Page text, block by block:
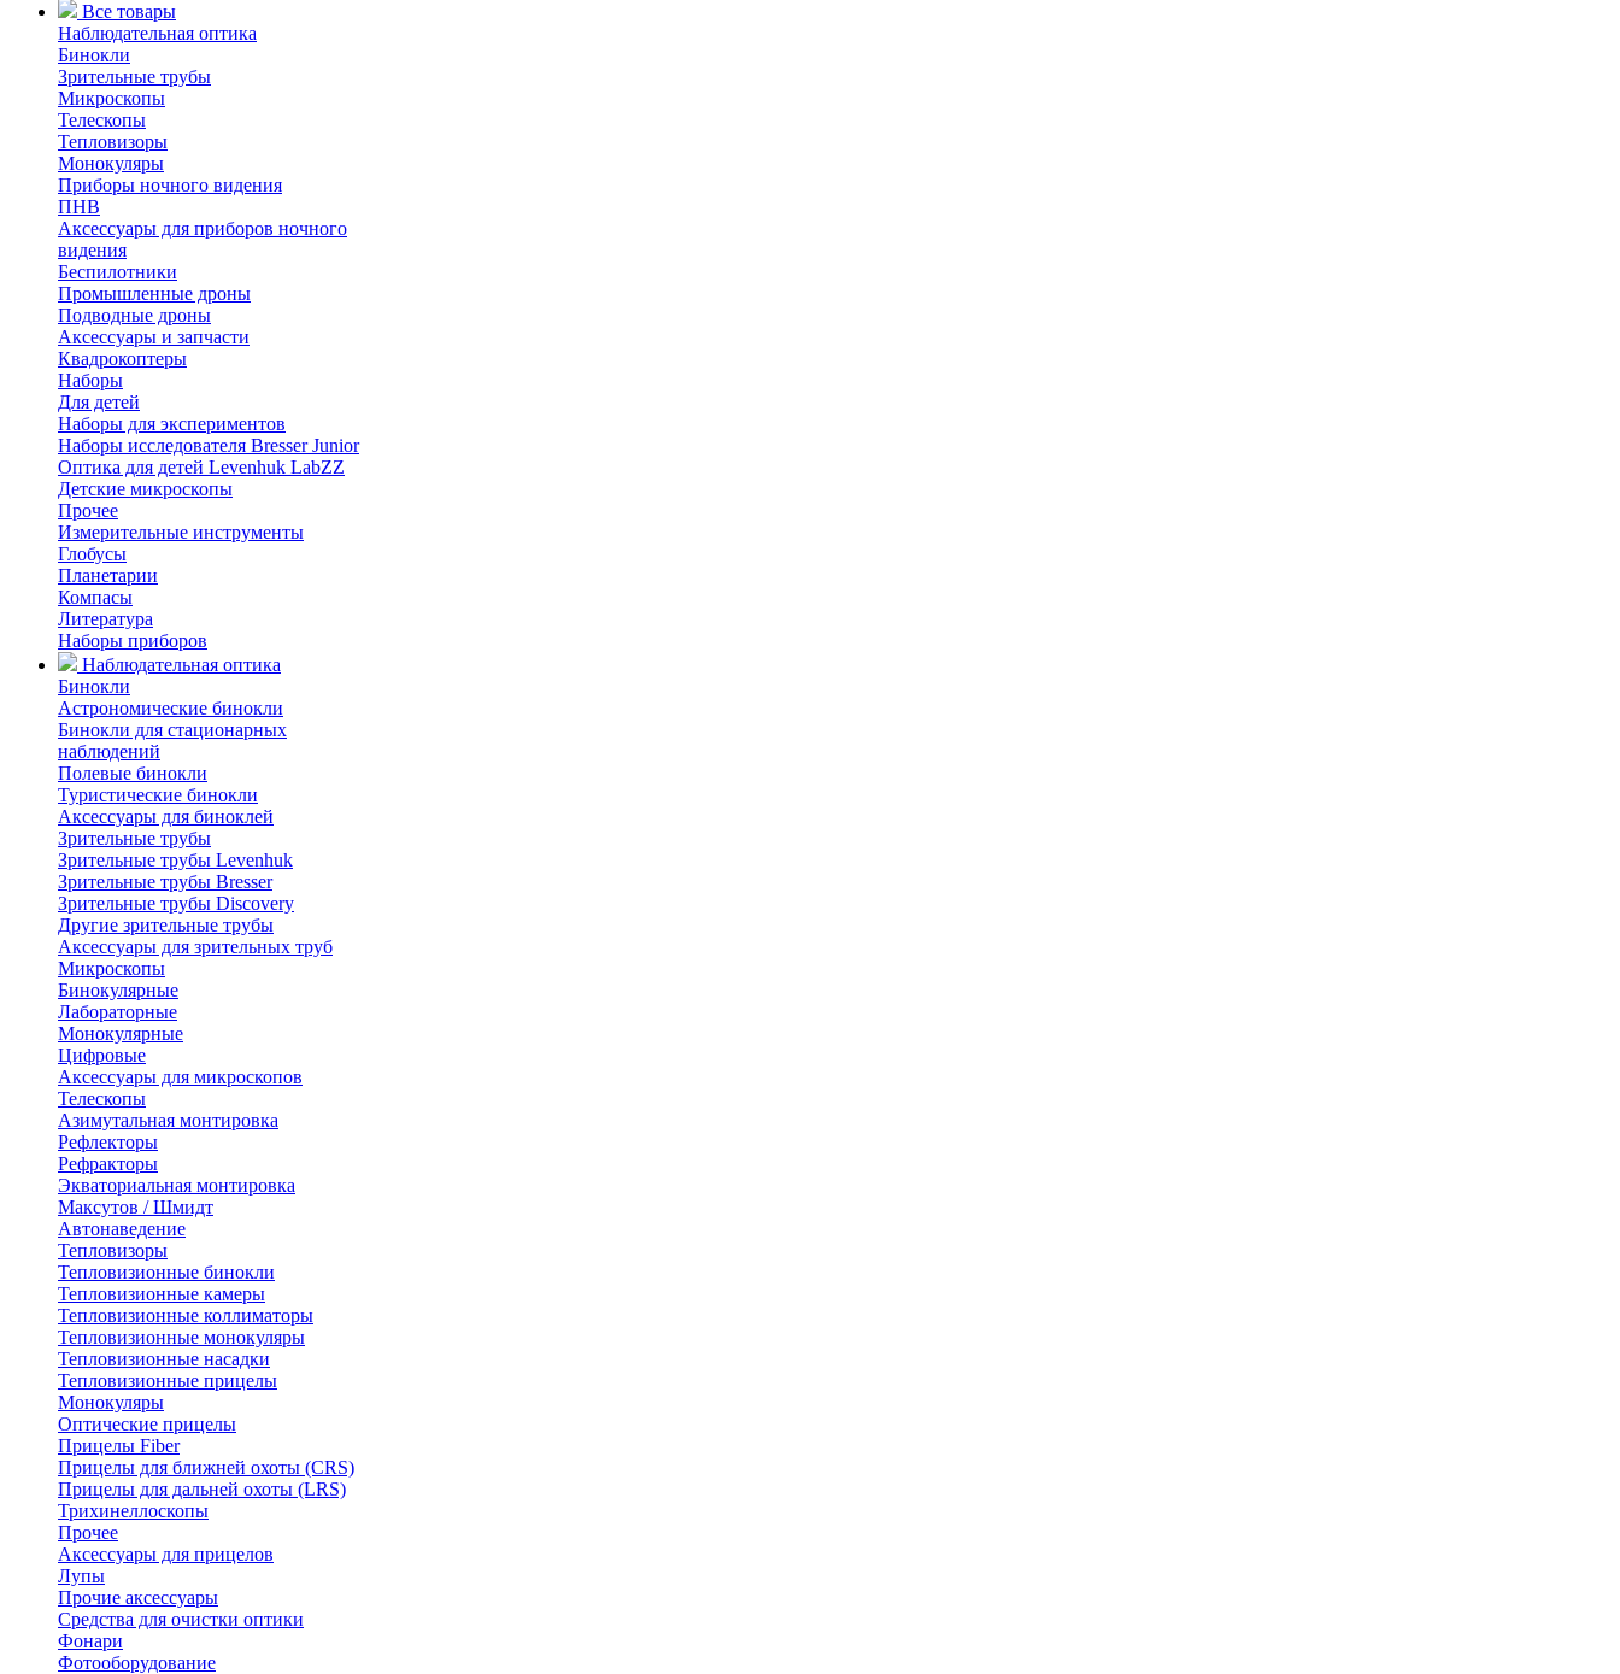
Все товары
Наблюдательная оптика
Бинокли
Зрительные трубы
Микроскопы
Телескопы
Тепловизоры
Монокуляры
Приборы ночного видения
ПНВ
Аксессуары для приборов ночного
видения
Беспилотники
Промышленные дроны
Подводные дроны
Аксессуары и запчасти
Квадрокоптеры
Наборы
Для детей
Наборы для экспериментов
Наборы исследователя Bresser Junior
Оптика для детей Levenhuk LabZZ
Детские микроскопы
Прочее
Измерительные инструменты
Глобусы
Планетарии
Компасы
Литература
Наборы приборов
Наблюдательная оптика
Бинокли
Астрономические бинокли
Бинокли для стационарных
наблюдений
Полевые бинокли
Туристические бинокли
Аксессуары для биноклей
Зрительные трубы
Зрительные трубы Levenhuk
Зрительные трубы Bresser
Зрительные трубы Discovery
Другие зрительные трубы
Аксессуары для зрительных труб
Микроскопы
Бинокулярные
Лабораторные
Монокулярные
Цифровые
Аксессуары для микроскопов
Телескопы
Азимутальная монтировка
Рефлекторы
Рефракторы
Экваториальная монтировка
Максутов / Шмидт
Автонаведение
Тепловизоры
Тепловизионные бинокли
Тепловизионные камеры
Тепловизионные коллиматоры
Тепловизионные монокуляры
Тепловизионные насадки
Тепловизионные прицелы
Монокуляры
Оптические прицелы
Прицелы Fiber
Прицелы для ближней охоты (CRS)
Прицелы для дальней охоты (LRS)
Трихинеллоскопы
Прочее
Аксессуары для прицелов
Лупы
Прочие аксессуары
Средства для очистки оптики
Фонари
Фотооборудование